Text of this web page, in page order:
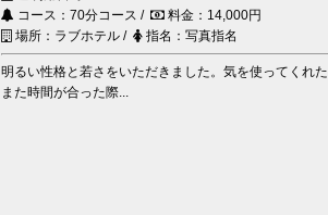
コース：70分コース /
料金：14,000円
場所：ラブホテル /
指名：写真指名
明るい性格と若さをいただきました。気を使ってくれ
また時間が合った際...